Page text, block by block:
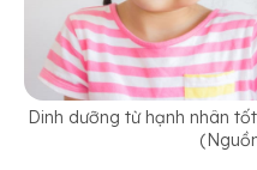
Dinh dưỡng từ hạnh nhân